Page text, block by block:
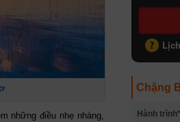
những điều nhẹ nhàng,
Chặng
Hành trình*